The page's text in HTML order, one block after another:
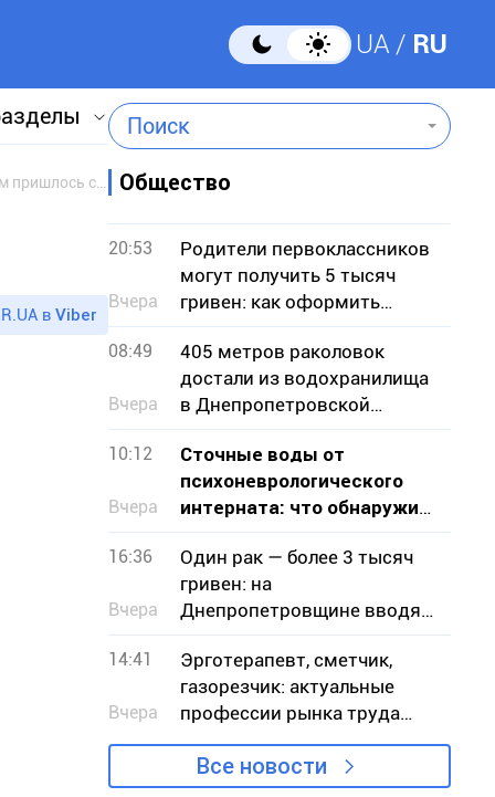
UA RU
Поиск
в Viber
Общество
20:53
Вчера
Родители первоклассников
могут получить 5 тысяч
гривен: как оформить
«Пакет школьника»
08:49
Вчера
405 метров раколовок
достали из водохранилища
в Днепропетровской
области — чем они опасны
10:12
Вчера
Сточные воды от
психоневрологического
интерната: что обнаружила
проверка на Криворожье
16:36
Вчера
Один рак — более 3 тысяч
гривен: на
Днепропетровщине вводят
запрет на отлов
14:41
Вчера
Эрготерапевт, сметчик,
газорезчик: актуальные
профессии рынка труда
Днепропетровщины в
августе
Все новости